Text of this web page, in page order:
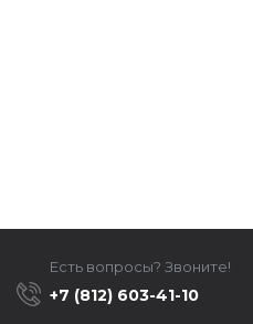
Есть вопросы? Звоните!
+7 (812) 603-41-10